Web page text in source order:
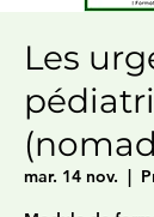
Les
mar. 14 nov.
  |